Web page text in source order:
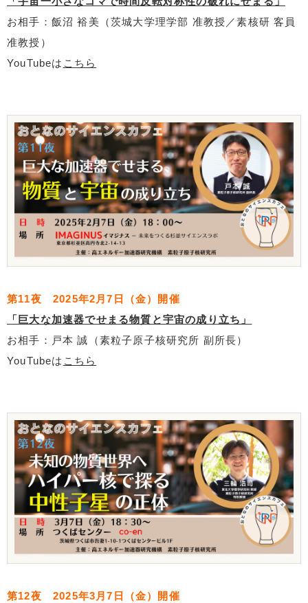
お相手：飯沼 裕美（茨城大学理学部 准教授／素核研 客員
准教授）
YouTubeは こちら
第11夜 2025年2月7日（金）開催
「巨大な加速器でせまる物質と宇宙の成り立ち」
お相手：戸本 誠（素粒子原子核研究所 副所長）
YouTubeは こちら
第12夜 2025年3月7日（金）開催